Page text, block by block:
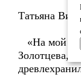
Татьяна
«На мой
Золотцева,